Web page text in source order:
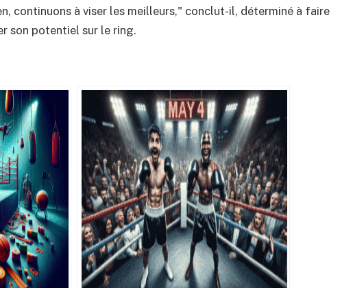
continuons à viser les meilleurs," conclut-il, déterminé à faire
son potentiel sur le ring.